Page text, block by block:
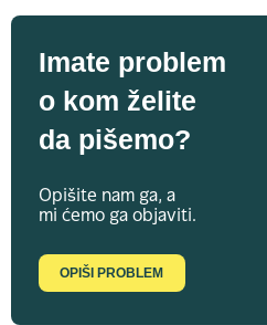
Imate problem
o kom želite
da pišemo?
Opišite nam ga, a
mi ćemo ga objaviti.
OPIŠI PROBLEM